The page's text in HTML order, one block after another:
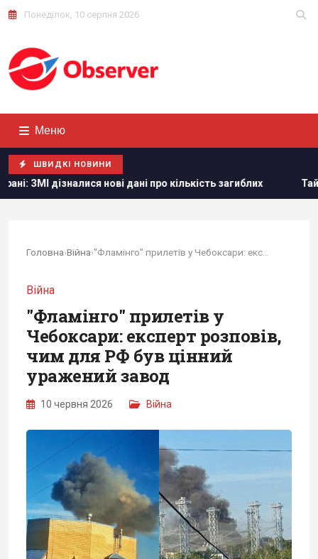
Понеділок, 10 серпня 2026
Меню
ШВИДКІ НОВИНИ
дані про кількість загиблих Тайвань показав під
Головна›Війна›
Війна
"Фламінго" прилетів у
Чебоксари: експерт розповів,
чим для РФ був цінний
уражений завод
10 червня 2026 Війна